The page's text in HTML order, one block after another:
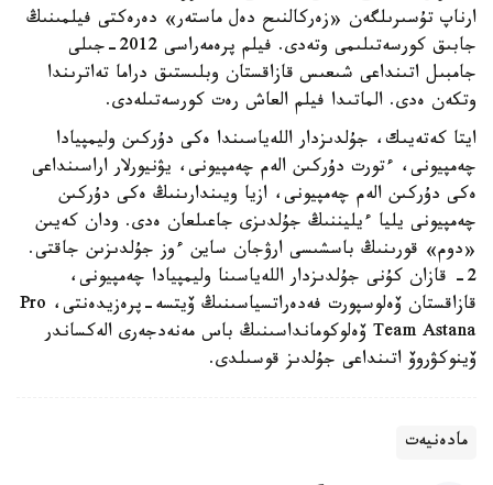
ارناپ تۇسىرىلگەن «زەركالنىح دەل ماستەر» دەرەكتى فيلمىنىڭ
جابىق كورسەتىلىمى وتەدى. فيلم پرەمەراسى 2012-جىلى
جامبىل اتىنداعى شىعىس قازاقستان وبلىستىق دراما تەاترىندا
وتكەن ەدى. الماتىدا فيلم العاش رەت كورسەتىلەدى.
ايتا كەتەيىك، جۇلدىزدار اللەياسىندا ەكى دۇركىن وليمپيادا
چەمپيونى، ءتورت دۇركىن الەم چەمپيونى، يۋنيورلار اراسىنداعى
ەكى دۇركىن الەم چەمپيونى، ازيا ويىندارىنىڭ ەكى دۇركىن
چەمپيونى يليا ءيليننىڭ جۇلدىزى جاعىلعان ەدى. ودان كەيىن
«دوم» قورىنىڭ باسشىسى ارۋجان ساين ءوز جۇلدىزىن جاقتى.
2- قازان كۇنى جۇلدىزدار اللەياسىنا وليمپيادا چەمپيونى،
قازاقستان ۆەلوسپورت فەدەراتسياسىنىڭ ۆيتسە-پرەزيدەنتى، Pro
Team Astana ۆەلوكومانداسىنىڭ باس مەنەدجەرى الەكساندر
ۆينوكۋروۆ اتىنداعى جۇلدىز قوسىلدى.
مادەنيەت